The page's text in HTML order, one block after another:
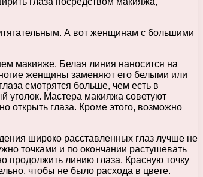
А вот женщинам с большими
макияже. Белая линия наносится на
женщины заменяют его белыми или
смотрятся больше, чем есть в
уголок. Мастера макияжа советуют
открыть глаза. Кроме этого, возможно
широко расставленных глаз лучше не
точками и по окончании растушевать
продолжить линию глаза. Красную точку
чтобы не было расхода в цвете.